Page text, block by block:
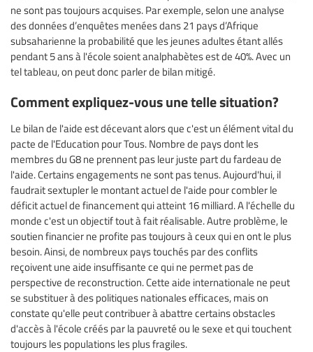
ne sont pas toujours acquises. Par exemple, selon une analyse
des données d’enquêtes menées dans 21 pays d’Afrique
subsaharienne la probabilité que les jeunes adultes étant allés
pendant 5 ans à l'école soient analphabètes est de 40%. Avec un
tel tableau, on peut donc parler de bilan mitigé.
Comment expliquez-vous une telle situation?
Le bilan de l'aide est décevant alors que c'est un élément vital du
pacte de l'Education pour Tous. Nombre de pays dont les
membres du G8 ne prennent pas leur juste part du fardeau de
l'aide. Certains engagements ne sont pas tenus. Aujourd'hui, il
faudrait sextupler le montant actuel de l'aide pour combler le
déficit actuel de financement qui atteint 16 milliard. A l'échelle du
monde c'est un objectif tout à fait réalisable. Autre problème, le
soutien financier ne profite pas toujours à ceux qui en ont le plus
besoin. Ainsi, de nombreux pays touchés par des conflits
reçoivent une aide insuffisante ce qui ne permet pas de
perspective de reconstruction. Cette aide internationale ne peut
se substituer à des politiques nationales efficaces, mais on
constate qu'elle peut contribuer à abattre certains obstacles
d'accès à l'école créés par la pauvreté ou le sexe et qui touchent
toujours les populations les plus fragiles.